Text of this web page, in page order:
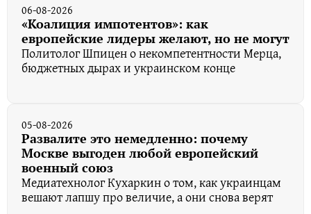
06-08-2026
«Коалиция импотентов»: как
европейские лидеры желают, но не могут
Политолог Шпицен о некомпетентности Мерца,
бюджетных дырах и украинском конце
05-08-2026
Развалите это немедленно: почему
Москве выгоден любой европейский
военный союз
Медиатехнолог Кухаркин о том, как украинцам
вешают лапшу про величие, а они снова верят